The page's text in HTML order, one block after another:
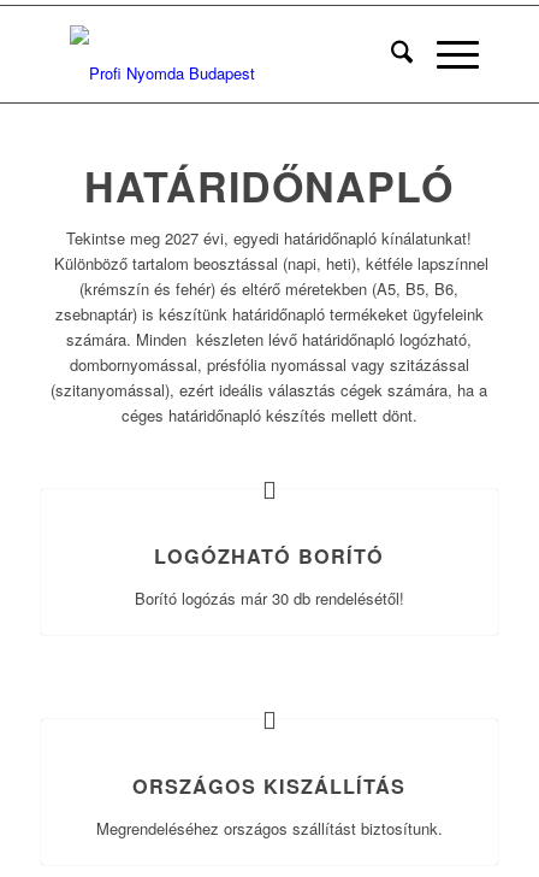
HATÁRIDŐNAPLÓ
Tekintse meg 2027 évi, egyedi határidőnapló kínálatunkat!
Különböző tartalom beosztással (napi, heti), kétféle lapszínnel
(krémszín és fehér) és eltérő méretekben (A5, B5, B6,
zsebnaptár) is készítünk határidőnapló termékeket ügyfeleink
számára. Minden készleten lévő határidőnapló logózható,
dombornyomással, présfólia nyomással vagy szitázással
(szitanyomással), ezért ideális választás cégek számára, ha a
céges határidőnapló készítés mellett dönt.
LOGÓZHATÓ BORÍTÓ
Borító logózás már 30 db rendelésétől!
ORSZÁGOS KISZÁLLÍTÁS
Megrendeléséhez országos szállítást biztosítunk.